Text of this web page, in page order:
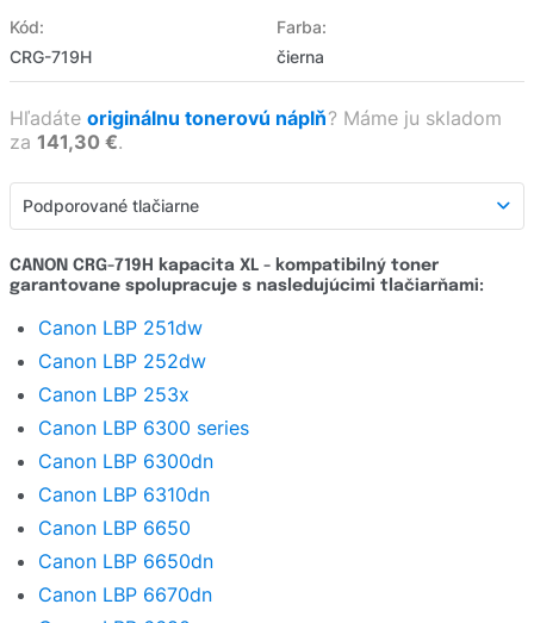
Kód:
CRG-719H
Farba:
čierna
Hľadáte originálnu tonerovú náplň? Máme ju skladom
za 141,30 €.
Podporované tlačiarne
Detailný popis
Hodnotenie produktu
Hodnotenie e-shopu
Opýtať sa
CANON CRG-719H kapacita XL - kompatibilný toner
garantovane spolupracuje s nasledujúcimi tlačiarňami:
Canon LBP 251dw
Canon LBP 252dw
Canon LBP 253x
Canon LBP 6300 series
Canon LBP 6300dn
Canon LBP 6310dn
Canon LBP 6650
Canon LBP 6650dn
Canon LBP 6670dn